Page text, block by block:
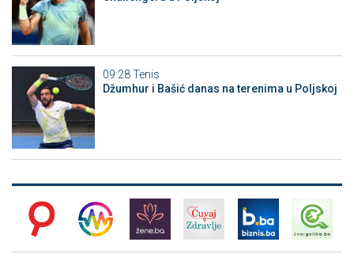
09:28Tenis
Džumhur i Bašić danas na terenima u Poljskoj